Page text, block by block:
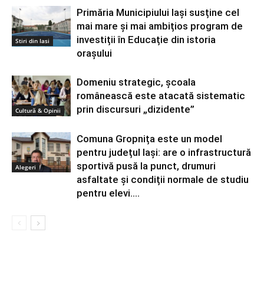
Stiri din Iasi
Primăria Municipiului Iași susține cel
mai mare și mai ambițios program de
investiții în Educație din istoria
orașului
Cultură & Opinii
Domeniu strategic, școala
românească este atacată sistematic
prin discursuri „dizidente”
Alegeri
Comuna Gropnița este un model
pentru județul Iași: are o infrastructură
sportivă pusă la punct, drumuri
asfaltate și condiții normale de studiu
pentru elevi....